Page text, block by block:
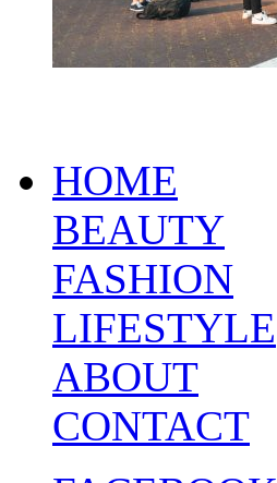
HOME
BEAUTY
FASHION
LIFESTYLE
ABOUT
CONTACT